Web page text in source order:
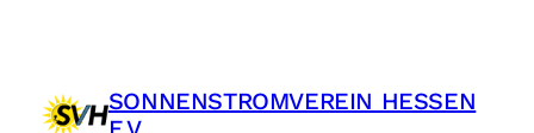
SONNENSTROMVEREIN HESSEN